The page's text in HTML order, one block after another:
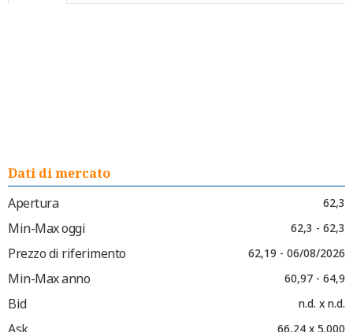
Dati di mercato
Apertura
62,3
Min-Max oggi 62,3 - 62,3
Prezzo di riferimento 62,19 - 06/08/2026
Min-Max anno 60,97 - 64,9
Bid n.d. x n.d.
Ask 66,24 x 5.000